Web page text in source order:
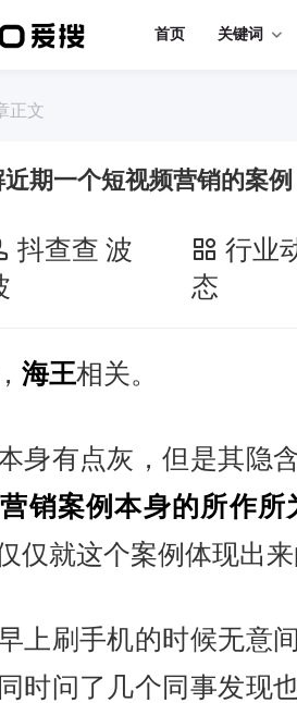
首页 关键词
正文
期一个短视频营销的案例
抖查查 波
行业
态
海王相关。
身有点灰，但是其隐
销案例本身的所作
仅就这个案例体现出
上刷手机的时候无意
时问了几个同事发现